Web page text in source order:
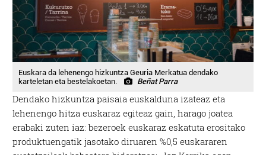
Euskara da lehenengo hizkuntza Geuria Merkatua dendako
karteletan eta bestelakoetan.
Beñat Parra
Dendako hizkuntza paisaia euskalduna izateaz eta
lehenengo hitza euskaraz egiteaz gain, harago joatea
erabaki zuten iaz: bezeroek euskaraz eskatuta erositako
produktuengatik jasotako diruaren %0,5 euskararen